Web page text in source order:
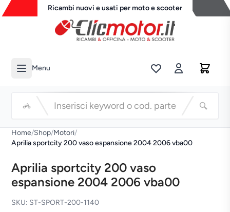
Ricambi nuovi e usati per moto e scooter
Menu
Home/Shop/Motori/
Aprilia sportcity 200 vaso espansione 2004 2006 vba00
Aprilia sportcity 200 vaso
espansione 2004 2006 vba00
SKU: ST-SPORT-200-1140